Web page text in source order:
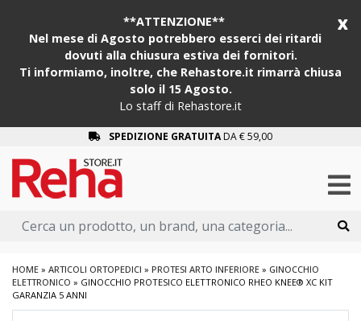
x
**ATTENZIONE**
Nel mese di Agosto potrebbero esserci dei ritardi
dovuti alla chiusura estiva dei fornitori.
Ti informiamo, inoltre, che Rehastore.it rimarrà chiusa
solo il 15 Agosto.
Lo staff di Rehastore.it
SPEDIZIONE GRATUITADA € 59,00
HOME » ARTICOLI ORTOPEDICI » PROTESI ARTO INFERIORE » GINOCCHIO
ELETTRONICO » GINOCCHIO PROTESICO ELETTRONICO RHEO KNEE® XC KIT
GARANZIA 5 ANNI